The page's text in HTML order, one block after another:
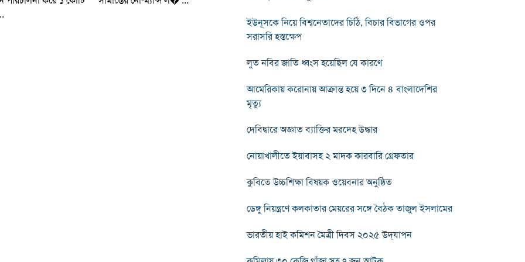
ইউনূসকে নিয়ে বিশ্বনেতাদের চিঠি, বিচার বিভাগের ওপর
সরাসরি হস্তক্ষেপ
লুত নবির জাতি ধ্বংস হয়েছিল যে কারণে
আমেরিকায় করোনায় আক্রান্ত হয়ে ৩ দিনে ৪ বাংলাদেশির
মৃত্যু
দেবিদ্বারে অজ্ঞাত ব্যাক্তির মরদেহ উদ্ধার
নোয়াখালীতে ইয়াবাসহ ২ মাদক কারবারি গ্রেফতার
কুবিতে উচ্চশিক্ষা বিষয়ক ওয়েবনার অনুষ্ঠিত
ডেঙ্গু নিয়ন্ত্রণে কলকাতার মেয়রের সঙ্গে বৈঠক তাজুল ইসলামের
ভারতীয় হাই কমিশন মৈত্রী দিবস ২০২৫ উদ্‌যাপন